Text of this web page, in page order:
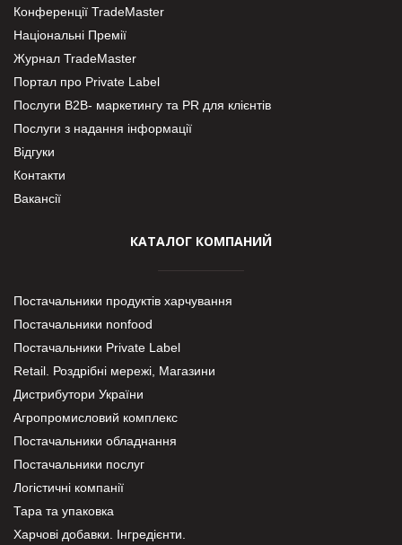
Конференції TradeMaster
Національні Премії
Журнал TradeMaster
Портал про Private Label
Послуги В2В- маркетингу та PR для клієнтів
Послуги з надання інформації
Відгуки
Контакти
Вакансії
КАТАЛОГ КОМПАНИЙ
Постачальники продуктів харчування
Постачальники nonfood
Постачальники Private Label
Retail. Роздрібні мережі, Магазини
Дистрибутори України
Агропромисловий комплекс
Постачальники обладнання
Постачальники послуг
Логістичні компанії
Тара та упаковка
Харчові добавки. Інгредієнти.